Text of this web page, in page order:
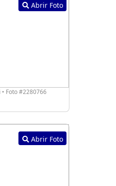
Abrir Foto
Foto #2280766
Abrir Foto